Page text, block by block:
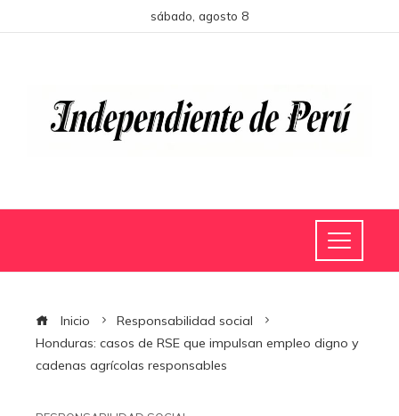
sábado, agosto 8
Inicio
Responsabilidad social
Honduras: casos de RSE que impulsan empleo digno y
cadenas agrícolas responsables